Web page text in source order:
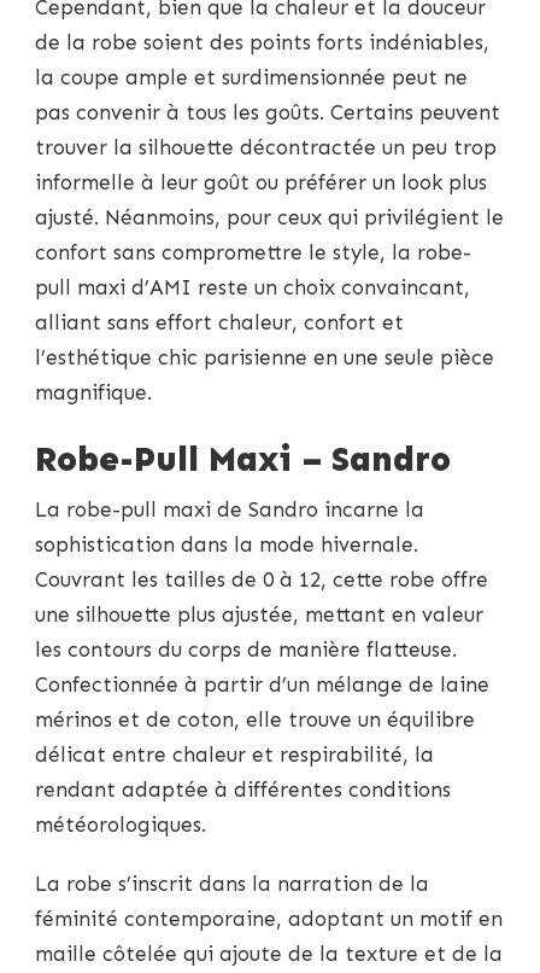
Cependant, bien que la chaleur et la douceur
de la robe soient des points forts indéniables,
la coupe ample et surdimensionnée peut ne
pas convenir à tous les goûts. Certains peuvent
trouver la silhouette décontractée un peu trop
informelle à leur goût ou préférer un look plus
ajusté. Néanmoins, pour ceux qui privilégient le
confort sans compromettre le style, la robe-
pull maxi d’AMI reste un choix convaincant,
alliant sans effort chaleur, confort et
l’esthétique chic parisienne en une seule pièce
magnifique.
Robe-Pull Maxi – Sandro
La robe-pull maxi de Sandro incarne la
sophistication dans la mode hivernale.
Couvrant les tailles de 0 à 12, cette robe offre
une silhouette plus ajustée, mettant en valeur
les contours du corps de manière flatteuse.
Confectionnée à partir d’un mélange de laine
mérinos et de coton, elle trouve un équilibre
délicat entre chaleur et respirabilité, la
rendant adaptée à différentes conditions
météorologiques.
La robe s’inscrit dans la narration de la
féminité contemporaine, adoptant un motif en
maille côtelée qui ajoute de la texture et de la